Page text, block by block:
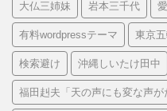
大仏三姉妹 岩本三千代
有料wordpressテーマ 東京
検索避け 沖縄しいたけ田中
福田赳夫「天の声にも変な声が